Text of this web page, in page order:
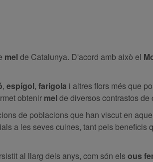
melde Catalunya. D'acord amb això el
,espígol,farigola i altres flors més que
obtenir melde diversos contrastos
de poblacions que han viscut en
a les seves cuines, tant pels
al llarg dels anys, com són elsous